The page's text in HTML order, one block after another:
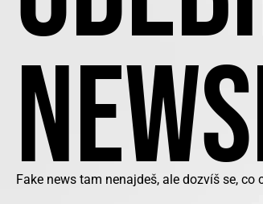
Fake news tam nenajdeš, ale dozvíš se,